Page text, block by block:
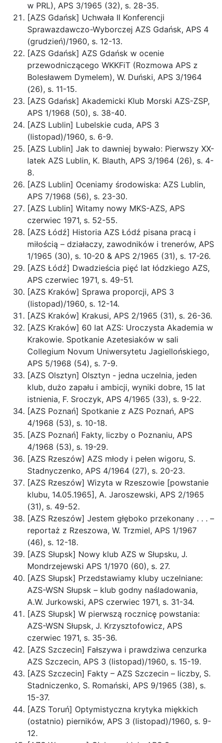
w PRL), APS 3/1965 (32), s. 28-35.
[AZS Gdańsk] Uchwała II Konferencji
Sprawazdawczo-Wyborczej AZS Gdańsk, APS 4
(grudzień)/1960, s. 12-13.
[AZS Gdańsk] AZS Gdańsk w ocenie
przewodniczącego WKKFiT (Rozmowa APS z
Bolesławem Dymelem), W. Duński, APS 3/1964
(26), s. 11-15.
[AZS Gdańsk] Akademicki Klub Morski AZS-ZSP,
APS 1/1968 (50), s. 38-40.
[AZS Lublin] Lubelskie cuda, APS 3
(listopad)/1960, s. 6-9.
[AZS Lublin] Jak to dawniej bywało: Pierwszy XX-
latek AZS Lublin, K. Blauth, APS 3/1964 (26), s. 4-
8.
[AZS Lublin] Oceniamy środowiska: AZS Lublin,
APS 7/1968 (56), s. 23-30.
[AZS Lublin] Witamy nowy MKS-AZS, APS
czerwiec 1971, s. 52-55.
[AZS Łódź] Historia AZS Łódź pisana pracą i
miłością – działaczy, zawodników i trenerów, APS
1/1965 (30), s. 10-20 & APS 2/1965 (31), s. 17-26.
[AZS Łódź] Dwadzieścia pięć lat łódzkiego AZS,
APS czerwiec 1971, s. 49-51.
[AZS Kraków] Sprawa proporcji, APS 3
(listopad)/1960, s. 12-14.
[AZS Kraków] Krakusi, APS 2/1965 (31), s. 26-36.
[AZS Kraków] 60 lat AZS: Uroczysta Akademia w
Krakowie. Spotkanie Azetesiaków w sali
Collegium Novum Uniwersytetu Jagiellońskiego,
APS 5/1968 (54), s. 7-9.
[AZS Olsztyn] Olsztyn - jedna uczelnia, jeden
klub, dużo zapału i ambicji, wyniki dobre, 15 lat
istnienia, F. Sroczyk, APS 4/1965 (33), s. 9-22.
[AZS Poznań] Spotkanie z AZS Poznań, APS
4/1968 (53), s. 10-18.
[AZS Poznań] Fakty, liczby o Poznaniu, APS
4/1968 (53), s. 19-29.
[AZS Rzeszów] AZS młody i pełen wigoru, S.
Stadnyczenko, APS 4/1964 (27), s. 20-23.
[AZS Rzeszów] Wizyta w Rzeszowie [powstanie
klubu, 14.05.1965], A. Jaroszewski, APS 2/1965
(31), s. 49-52.
[AZS Rzeszów] Jestem głęboko przekonany . . . –
reportaż z Rzeszowa, W. Trzmiel, APS 1/1967
(46), s. 12-18.
[AZS Słupsk] Nowy klub AZS w Słupsku, J.
Mondrzejewski APS 1/1970 (60), s. 27.
[AZS Słupsk] Przedstawiamy kluby uczelniane:
AZS-WSN Słupsk – klub godny naśladowania,
A.W. Jurkowski, APS czerwiec 1971, s. 31-34.
[AZS Słupsk] W pierwszą rocznicę powstania:
AZS-WSN Słupsk, J. Krzysztofowicz, APS
czerwiec 1971, s. 35-36.
[AZS Szczecin] Fałszywa i prawdziwa cenzurka
AZS Szczecin, APS 3 (listopad)/1960, s. 15-19.
[AZS Szczecin] Fakty – AZS Szczecin – liczby, S.
Stadniczenko, S. Romański, APS 9/1965 (38), s.
15-37.
[AZS Toruń] Optymistyczna krytyka miękkich
(ostatnio) pierników, APS 3 (listopad)/1960, s. 9-
12.